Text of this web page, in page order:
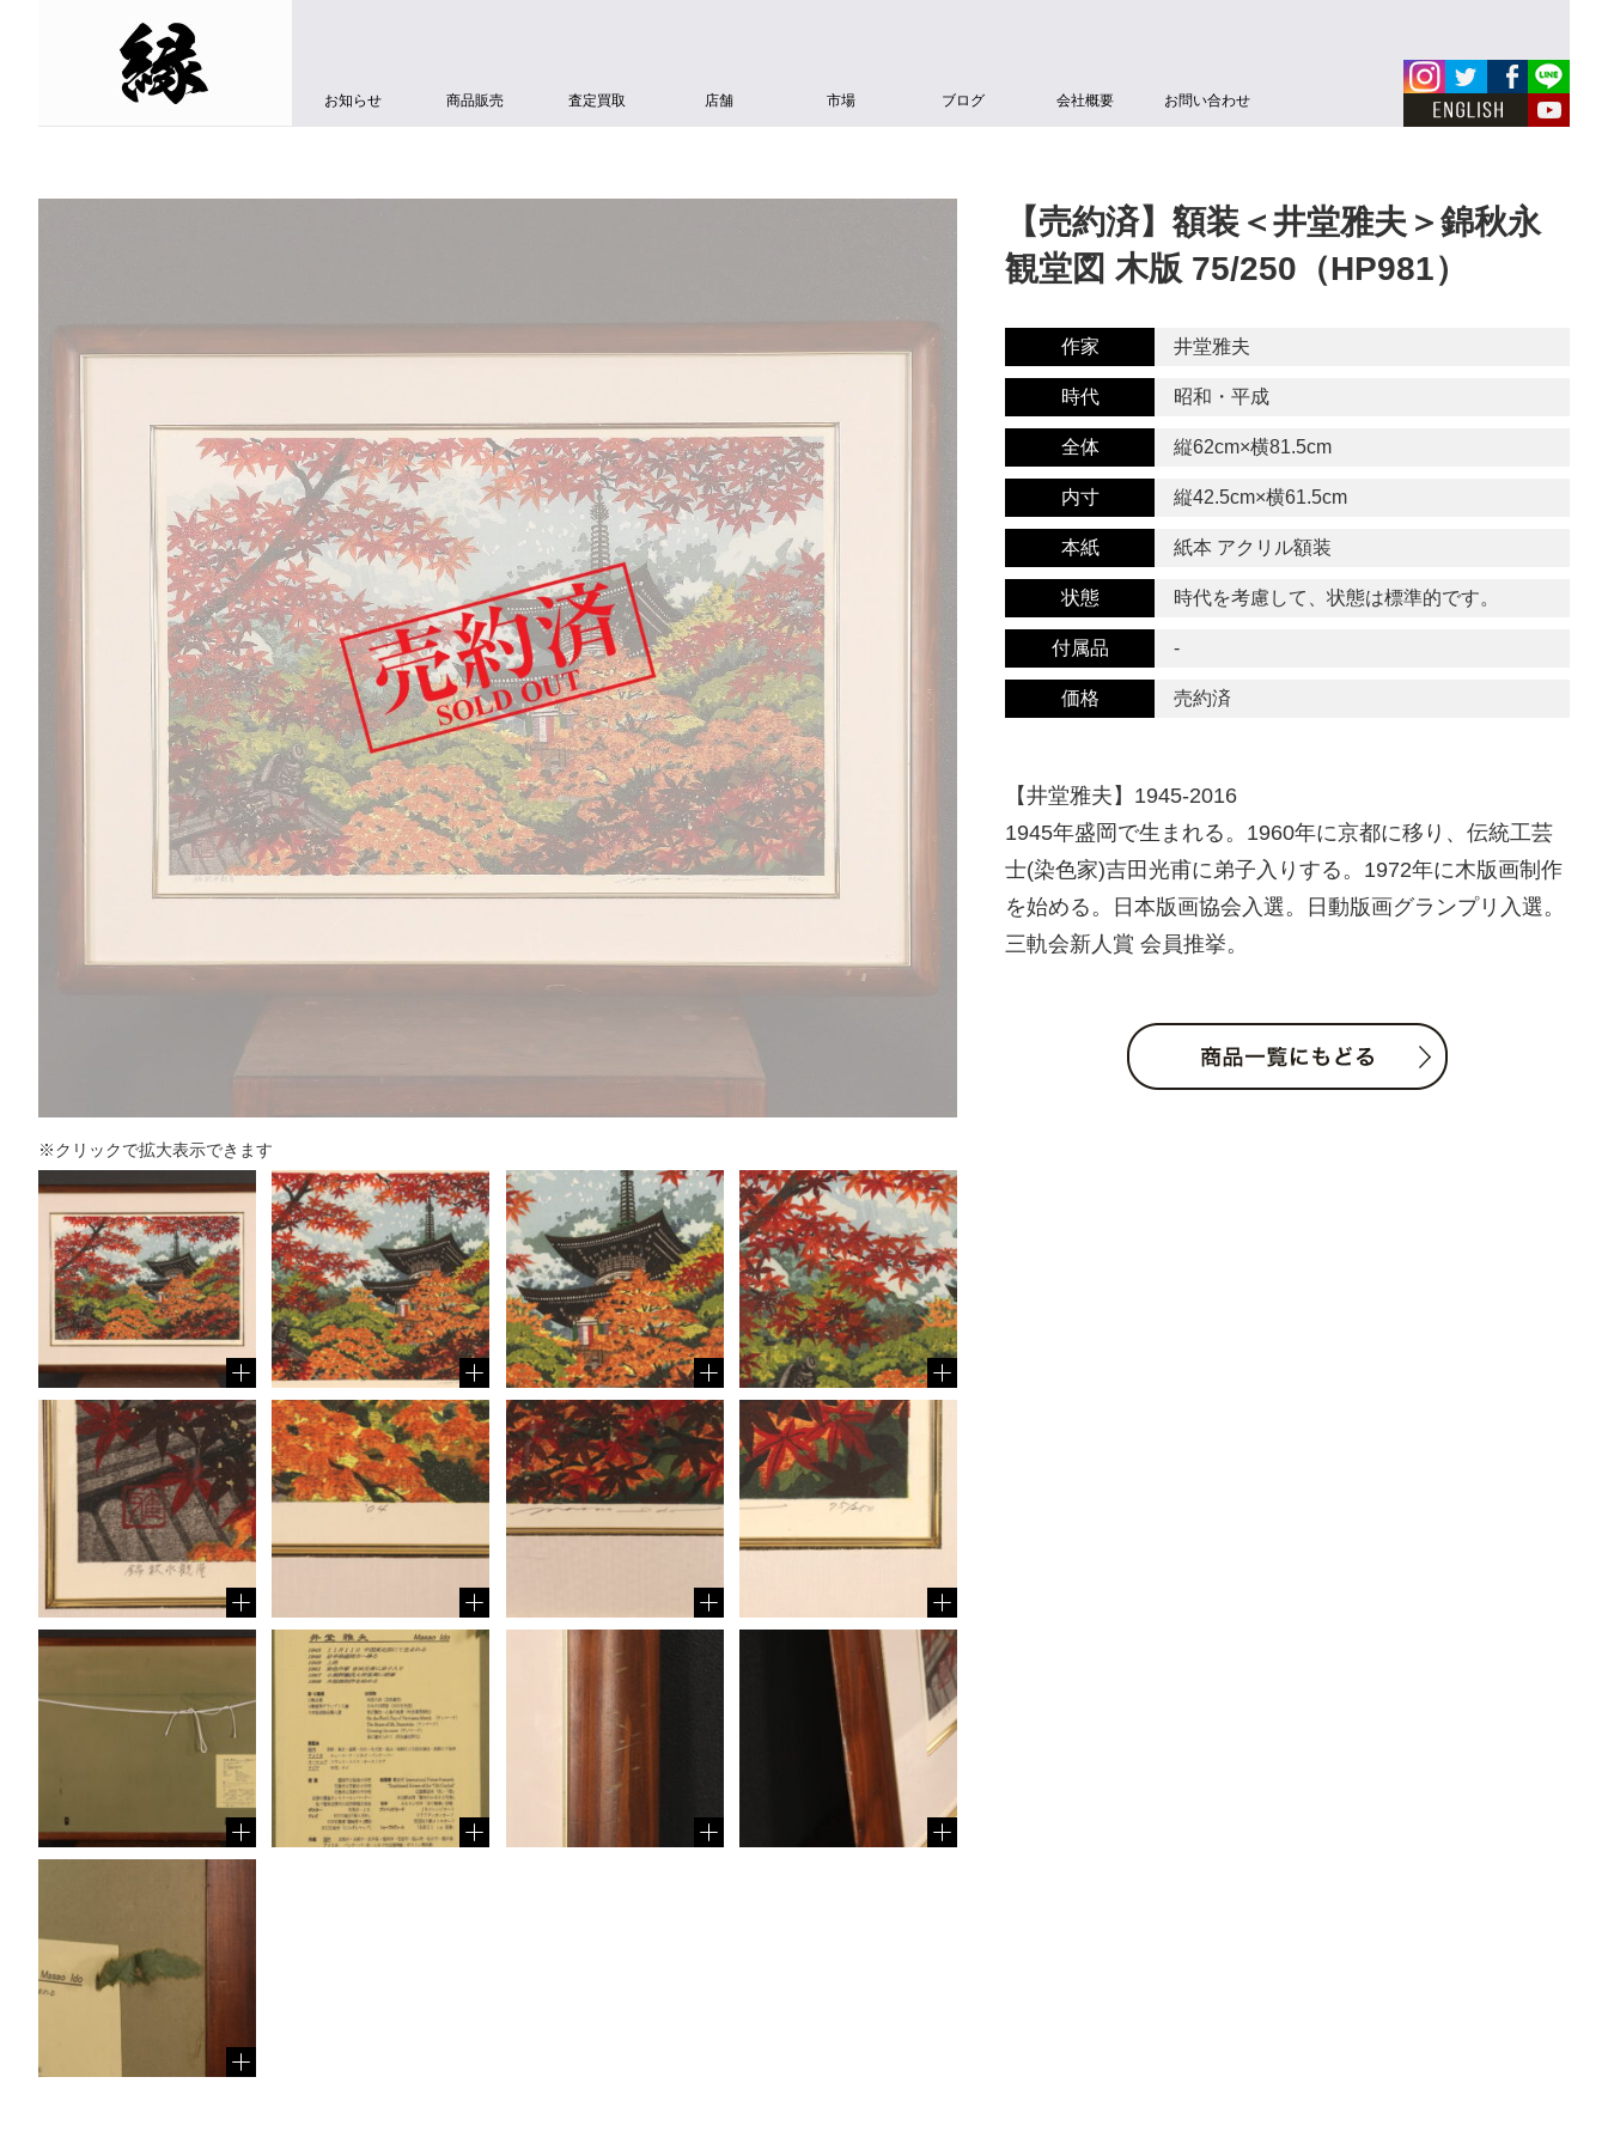
お知らせ 商品販売 査定買取 店舗 市場 ブログ 会社概要 お問い合わせ
※クリックで拡大表示できます
【売約済】額装＜井堂雅夫＞錦秋永
観堂図 木版 75/250（HP981）
作家 井堂雅夫
時代 昭和・平成
全体 縦62cm×横81.5cm
内寸 縦42.5cm×横61.5cm
本紙 紙本 アクリル額装
状態 時代を考慮して、状態は標準的です。
付属品 -
価格 売約済
【井堂雅夫】1945-2016
1945年盛岡で生まれる。1960年に京都に移り、伝統工芸
士(染色家)吉田光甫に弟子入りする。1972年に木版画制作
を始める。日本版画協会入選。日動版画グランプリ入選。
三軌会新人賞 会員推挙。